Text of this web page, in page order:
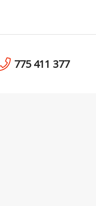
775 411 377